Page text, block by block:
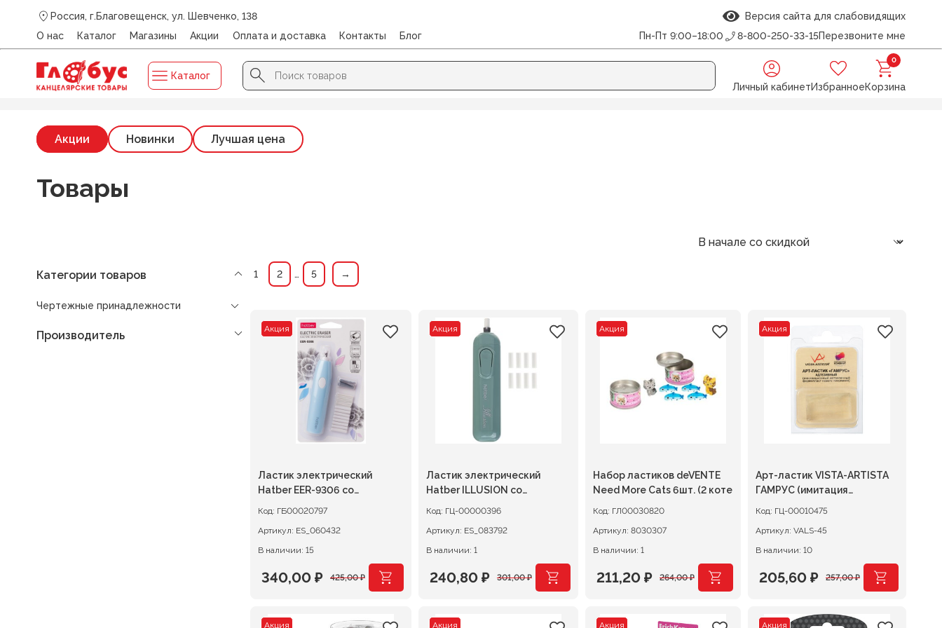
Россия, г.Благовещенск, ул. Шевченко, 138
Версия сайта для слабовидящих
О нас
Каталог Магазины Акции Оплата и доставка Контакты Блог Пн-Пт 9:00–18:00 8-800-250-33-15Перезвоните мне
Каталог
Search
for:
Search Button
Личный кабинетИзбранное
0
Корзина
Главная /Каталог/ ЧЕРТЕЖНЫЕ ПРИНАДЛЕЖНОСТИ/Ластики
Акции Новинки Лучшая цена
Товары
Категории товаров
Чертежные принадлежности
Производитель
1 2 … 5 →
Акция
Ластик электрический
Hatber EER-9306 со
Код: ГБ00020797
Артикул: ES_060432
В наличии: 15
425,00₽
Первоначальная
340,00 ₽
Текущая
Акция
Ластик электрический
Hatber ILLUSION со
Код: ГЦ-00000396
Артикул: ES_083792
В наличии: 1
301,00₽
Первоначальная
240,80 ₽
Текущая
Акция
Набор ластиков deVENTE
Need More Cats 6шт. (2 коте
Код: ГЛ00030820
Артикул: 8030307
В наличии: 1
264,00₽
Первоначальная
211,20 ₽
Текущая
Акция
Арт-ластик VISTA-ARTISTA
ГАМРУС (имитация
Код: ГЦ-00010475
Артикул: VALS-45
В наличии: 10
257,00₽
Первоначальная
205,60 ₽
Текущая
Акция Акция Акция Акция